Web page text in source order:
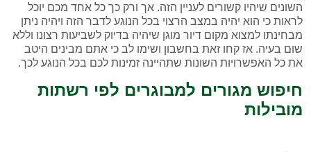
השונים שיהיו קשורים לעניין הזה. אך ורק כך כל אחד מכם יוכל
לראות כי הוא יהיה במצב הרצוי בכל הנוגע לדבר הזה ויהיה ניתן
מבחינתו למצוא מקום דיור מוגן שיהיה בדיוק לשביעות רצונו וללא
שום בעיה. אז קחו זאת בחשבון ושימו לב כי אתם מבינים היטב
את כל האפשרויות השונות שתהיינה זמינות לכם בכל הנוגע לכך.
חיפוש מגורים למבוגרים לפי רשתות
מובילות